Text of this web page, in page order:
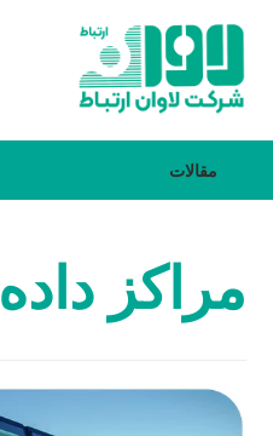
مقالات
مراکز داده